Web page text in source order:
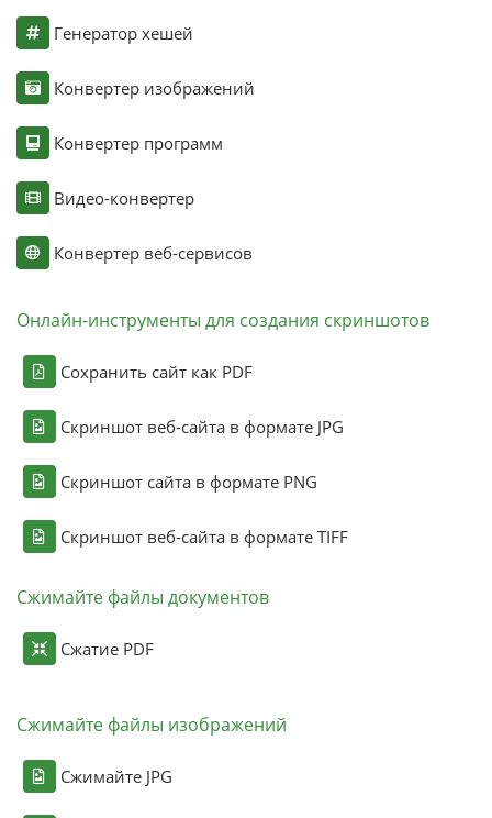
Генератор хешей
Конвертер изображений
Конвертер программ
Видео-конвертер
Конвертер веб-сервисов
Онлайн-инструменты для создания скриншотов
Сохранить сайт как PDF
Скриншот веб-сайта в формате JPG
Скриншот сайта в формате PNG
Скриншот веб-сайта в формате TIFF
Сжимайте файлы документов
Сжатие PDF
Сжимайте файлы изображений
Сжимайте JPG